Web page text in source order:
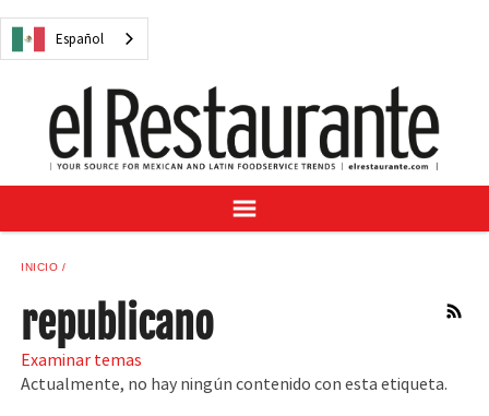
Español
NOTICIAS
RECETAS
GUÍA DEL COMPRADOR
SUSCRÍBASE A
CENTRO DE MUESTRAS
VINO/LICOR MEXICANO
INICIO
RSS
republicano
Examinar temas
Actualmente, no hay ningún contenido con esta etiqueta.